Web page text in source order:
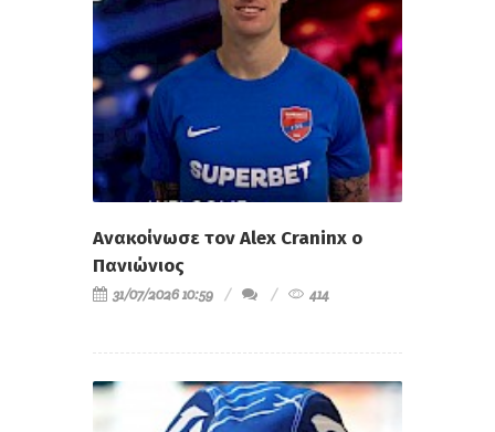
Ανακοίνωσε τον Alex Craninx ο
Πανιώνιος
31/07/2026 10:59 414